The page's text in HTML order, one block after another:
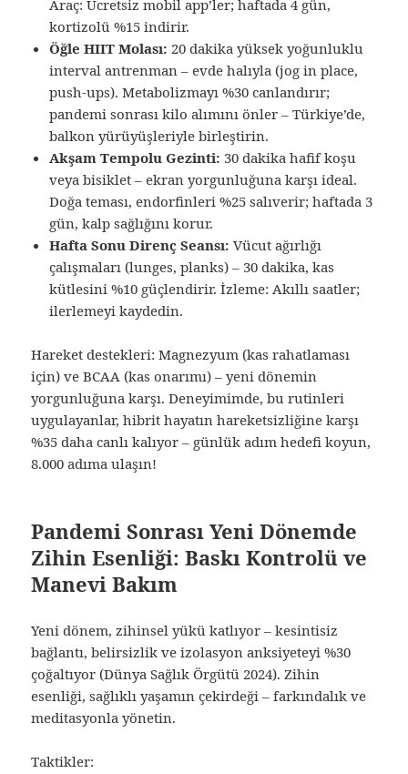
Araç: Ücretsiz mobil app’ler; haftada 4 gün,
kortizolü %15 indirir.
Öğle HIIT Molası: 20 dakika yüksek yoğunluklu
interval antrenman – evde halıyla (jog in place,
push-ups). Metabolizmayı %30 canlandırır;
pandemi sonrası kilo alımını önler – Türkiye’de,
balkon yürüyüşleriyle birleştirin.
Akşam Tempolu Gezinti: 30 dakika hafif koşu
veya bisiklet – ekran yorgunluğuna karşı ideal.
Doğa teması, endorfinleri %25 salıverir; haftada 3
gün, kalp sağlığını korur.
Hafta Sonu Direnç Seansı: Vücut ağırlığı
çalışmaları (lunges, planks) – 30 dakika, kas
kütlesini %10 güçlendirir. İzleme: Akıllı saatler;
ilerlemeyi kaydedin.
Hareket destekleri: Magnezyum (kas rahatlaması
için) ve BCAA (kas onarımı) – yeni dönemin
yorgunluğuna karşı. Deneyimimde, bu rutinleri
uygulayanlar, hibrit hayatın hareketsizliğine karşı
%35 daha canlı kalıyor – günlük adım hedefi koyun,
8.000 adıma ulaşın!
Pandemi Sonrası Yeni Dönemde
Zihin Esenliği: Baskı Kontrolü ve
Manevi Bakım
Yeni dönem, zihinsel yükü katlıyor – kesintisiz
bağlantı, belirsizlik ve izolasyon anksiyeteyi %30
çoğaltıyor (Dünya Sağlık Örgütü 2024). Zihin
esenliği, sağlıklı yaşamın çekirdeği – farkındalık ve
meditasyonla yönetin.
Taktikler: